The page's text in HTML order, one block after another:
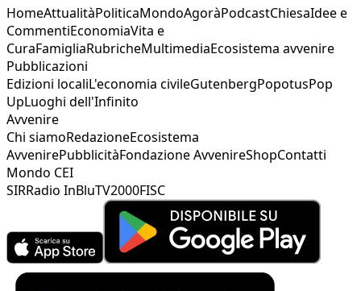
HomeAttualitàPoliticaMondoAgoràPodcastChiesaIdee e
CommentiEconomiaVita e
CuraFamigliaRubricheMultimediaEcosistema avvenire
Pubblicazioni
Edizioni localiL'economia civileGutenbergPopotusPop
UpLuoghi dell'Infinito
Avvenire
Chi siamoRedazioneEcosistema
AvvenirePubblicitàFondazione AvvenireShopContatti
Mondo CEI
SIRRadio InBluTV2000FISC